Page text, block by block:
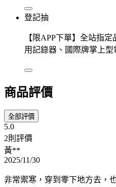
登記抽
【限APP下單】全站指
用記錄器、國際牌掌上
商品評價
全部評價
5.0
2則評價
黃**
2025/11/30
非常禦寒，穿到零下地方去，